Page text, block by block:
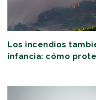
Los incendios
infancia: cómo